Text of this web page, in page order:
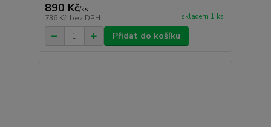
890 Kč/ks
736 Kč bez DPH skladem 1 ks
Přidat do košíku